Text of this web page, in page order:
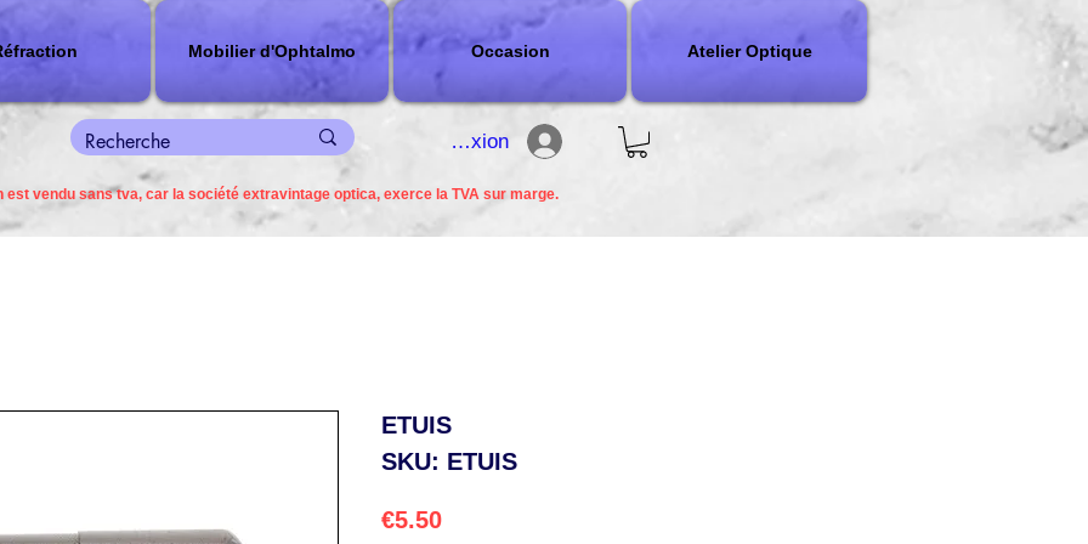
Mobilier d'Ophtalmo Occasion Atelier Optique
connexion
est vendu sans tva, car la société extravintage optica, exerce la TVA sur marge.
ETUIS
SKU: ETUIS
€5.50Price